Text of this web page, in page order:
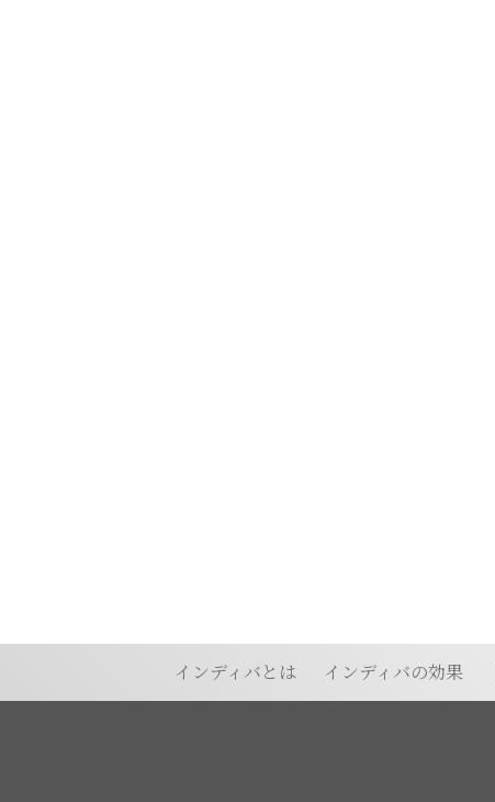
インディバとは インディバの効果